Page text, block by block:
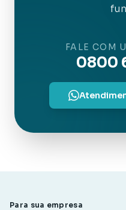
FALE COM
0800
Para sua empresa